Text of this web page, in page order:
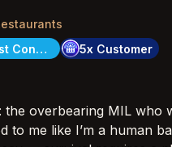
City Specialist Concierge 5x Customer
overbearing MIL who
me like I’m a human